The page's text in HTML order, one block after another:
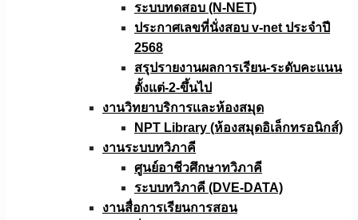
ระบบทดสอบ (N-NET)
ประกาศเลขที่นั่งสอบ v-net ประจำปี
2568
สรุปรายงานผลการเรียน-ระดับคะแนน
ตั้งแต่-2-ขึ้นไป
งานวิทยาบริการเเละห้องสมุด
NPT Library (ห้องสมุดอิเล็กทรอนิกส์)
งานระบบทวิภาคี
ศูนย์อาชีวศึกษาทวิภาคี
ระบบทวิภาคี (DVE-DATA)
งานสื่อการเรียนการสอน